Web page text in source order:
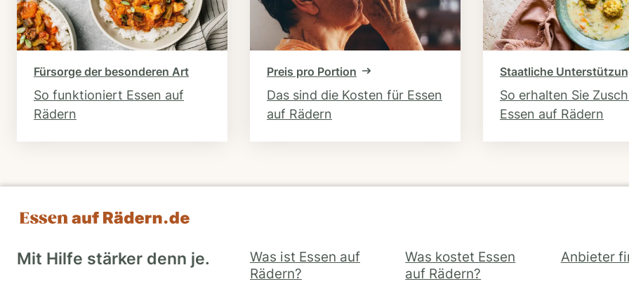
Fürsorge der besonderen Art
So funktioniert Essen auf
Rädern
Preis pro Portion
Das sind die Kosten für Essen
auf Rädern
Staatliche
So erhalten Sie
Essen auf Rädern
Mit Hilfe stärker denn je.
Was ist Essen auf
Rädern?
Was kostet Essen
auf Rädern?
Anbieter